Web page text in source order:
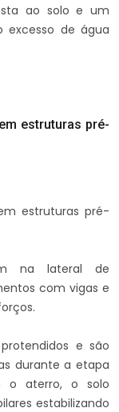
ao solo e um
excesso de água
estruturas pré-
estruturas pré-
na lateral de
com vigas e
e são
durante a etapa
o aterro, o solo
estabilizando